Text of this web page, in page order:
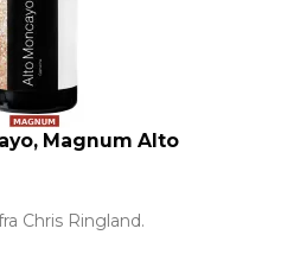
Magnum Alto
Chris Ringland.